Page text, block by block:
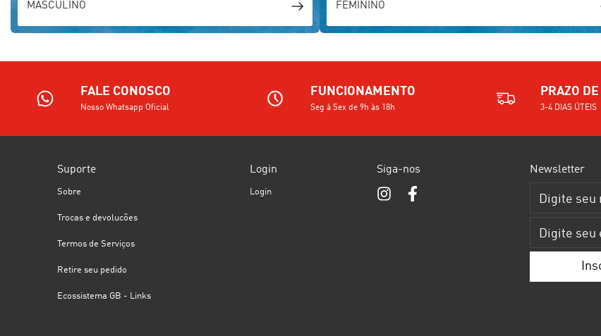
MASCULINO FEMININO
FALE CONOSCO
Nosso Whatsapp Oficial
FUNCIONAMENTO
Seg à Sex de 9h às 18h
PRAZO
3-4 DIAS ÚTEIS
Suporte
Sobre
Trocas e devolucões
Termos de Serviços
Retire seu pedido
Ecossistema GB - Links
Login
Login
Siga-nos Newsletter